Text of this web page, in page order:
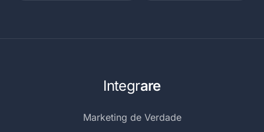
Integrare
Marketing de Verdade